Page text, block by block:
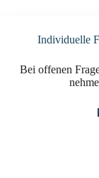
Individuelle
Bei offenen